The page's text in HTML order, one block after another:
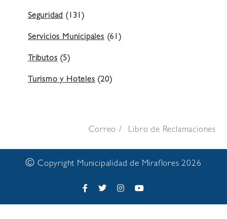
Seguridad(131)
Servicios Municipales(61)
Tributos(5)
Turismo y Hoteles(20)
Correo Libro de Reclamaciones
© Copyright Municipalidad de Miraflores 2026